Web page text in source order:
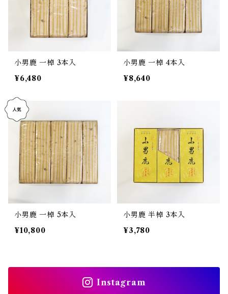
小男鹿 一棹 3本入
¥6,480
小男鹿 一棹 4本入
¥8,640
小男鹿 一棹 5本入
¥10,800
小男鹿 半棹 3本入
¥3,780
Instagram